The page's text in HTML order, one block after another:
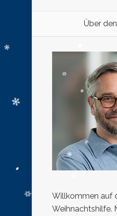
Über
Willkommen auf
Weihnachtshilfe.